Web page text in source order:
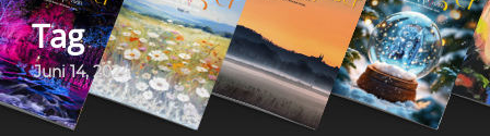
Tag
Juni 14, 2024